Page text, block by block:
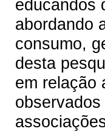
educandos
abordando
consumo,
desta
em relação